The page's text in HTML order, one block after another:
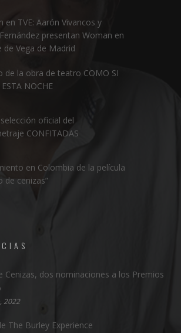
en TVE: Aarón Vivancos y
presentan Woman en
de Vega de Madrid
de la obra de teatro COMO SI
ESTA NOCHE
oficial del
CONFITADAS
en Colombia de la película
de cenizas”
Cenizas, dos nominaciones a los Premios
2022
The Burley Experience